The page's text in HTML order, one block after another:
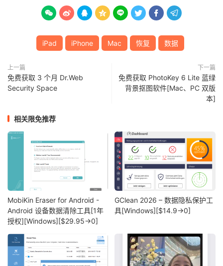
       
iPad iPhone Mac 恢复 数据
上一篇
免费获取 3 个月 Dr.Web
Security Space
下一篇
免费获取 PhotoKey 6 Lite 蓝绿
背景抠图软件[Mac、PC 双版
本]
相关限免推荐
MobiKin Eraser for Android -
Android 设备数据清除工具[1年
授权][Windows][$29.95→0]
GClean 2026 – 数据隐私保护工
具[Windows][$14.9→0]